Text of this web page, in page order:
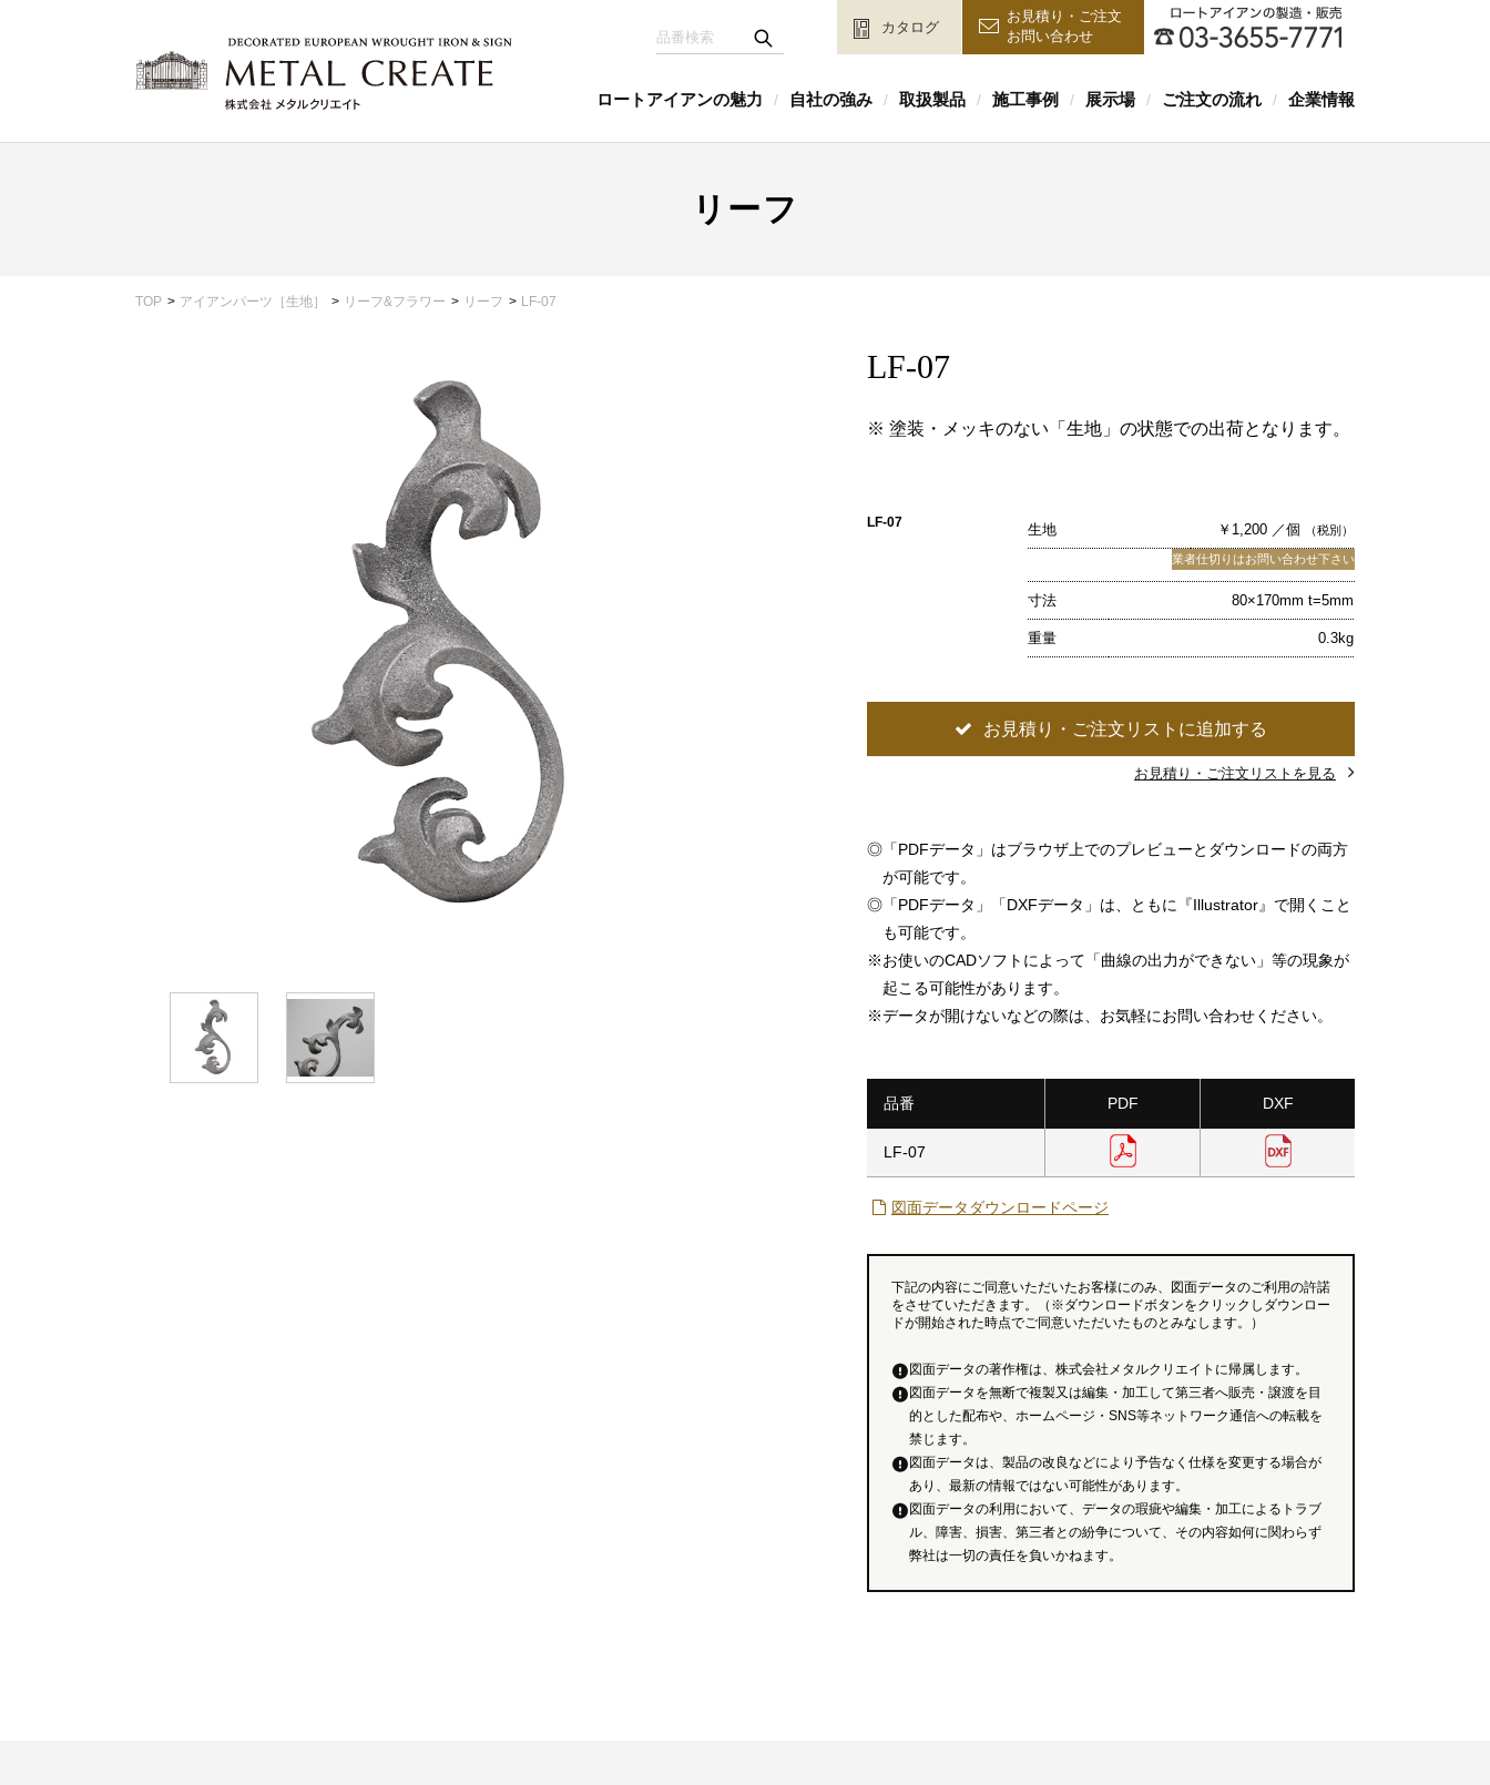
カタログ
お見積り・ご注文
お問い合わせ
ロートアイアンの魅力 / 自社の強み / 取扱製品 / 施工事例 / 展示場 / ご注文の流れ / 企業情報
リーフ
TOP アイアンパーツ［生地］ リーフ&フラワー リーフ LF-07
LF-07
※ 塗装・メッキのない「生地」の状態での出荷となります。
LF-07 生地 ￥1,200 ／個 （税別）
業者仕切りはお問い合わせ下さい
寸法 80×170mm t=5mm
重量 0.3kg
お見積り・ご注文リストに追加する
お見積り・ご注文リストを見る
◎ 「PDFデータ」はブラウザ上でのプレビューとダウンロードの両方
が可能です。
◎ 「PDFデータ」「DXFデータ」は、ともに『Illustrator』で開くこと
も可能です。
※お使いのCADソフトによって「曲線の出力ができない」等の現象が
起こる可能性があります。
※データが開けないなどの際は、お気軽にお問い合わせください。
品番 PDF DXF
LF-07
図面データダウンロードページ
下記の内容にご同意いただいたお客様にのみ、図面データのご利用の許諾
をさせていただきます。（※ダウンロードボタンをクリックしダウンロー
ドが開始された時点でご同意いただいたものとみなします。）
図面データの著作権は、株式会社メタルクリエイトに帰属します。
図面データを無断で複製又は編集・加工して第三者へ販売・譲渡を目
的とした配布や、ホームページ・SNS等ネットワーク通信への転載を
禁じます。
図面データは、製品の改良などにより予告なく仕様を変更する場合が
あり、最新の情報ではない可能性があります。
図面データの利用において、データの瑕疵や編集・加工によるトラブ
ル、障害、損害、第三者との紛争について、その内容如何に関わらず
弊社は一切の責任を負いかねます。